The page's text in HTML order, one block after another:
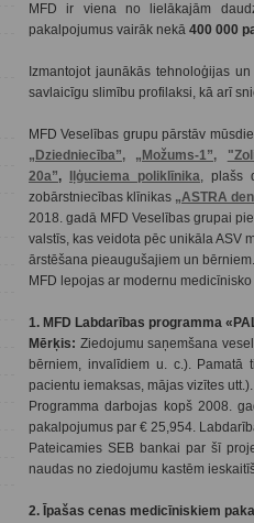
MFD ir viena no lielākajām
pakalpojumus vairāk nekā 400 000
Izmantojot jaunākās tehnoloģijas
savlaicīgu slimību profilaksi, kā arī
MFD Veselības grupu pārstāv
„Dziedniecība”,
„Možums-1”,
20a”, Iļģuciema poliklīnika, plašs
zobārstniecības klīnikas „ASTRA
2018. gadā MFD Veselības grupai
valstīs, kas veidota pēc unikāla ASV
ārstēšana pieaugušajiem un bērniem.
MFD lepojas ar modernu
1. MFD Labdarības programma
Mērķis: Ziedojumu saņemšana
bērniem, invalīdiem u. c.). Pamatā
pacientu iemaksas, mājas vizītes utt.).
Programma darbojas kopš 2008.
pakalpojumus par € 25,954.
Pateicamies SEB bankai par šī
naudas no ziedojumu kastēm
2. Īpašas cenas medicīniskiem